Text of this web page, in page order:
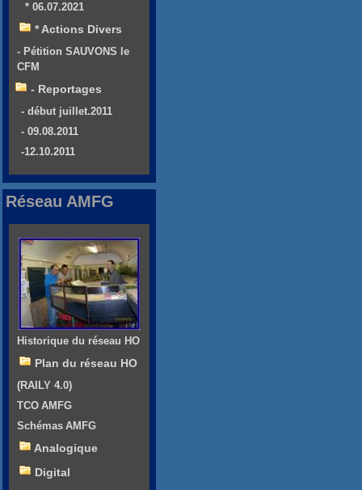
* 06.07.2021
* Actions Divers
- Pétition SAUVONS le
CFM
- Reportages
- début juillet.2011
- 09.08.2011
-12.10.2011
Réseau AMFG
Historique du réseau HO
Plan du réseau HO
(RAILY 4.0)
TCO AMFG
Schémas AMFG
Analogique
Digital